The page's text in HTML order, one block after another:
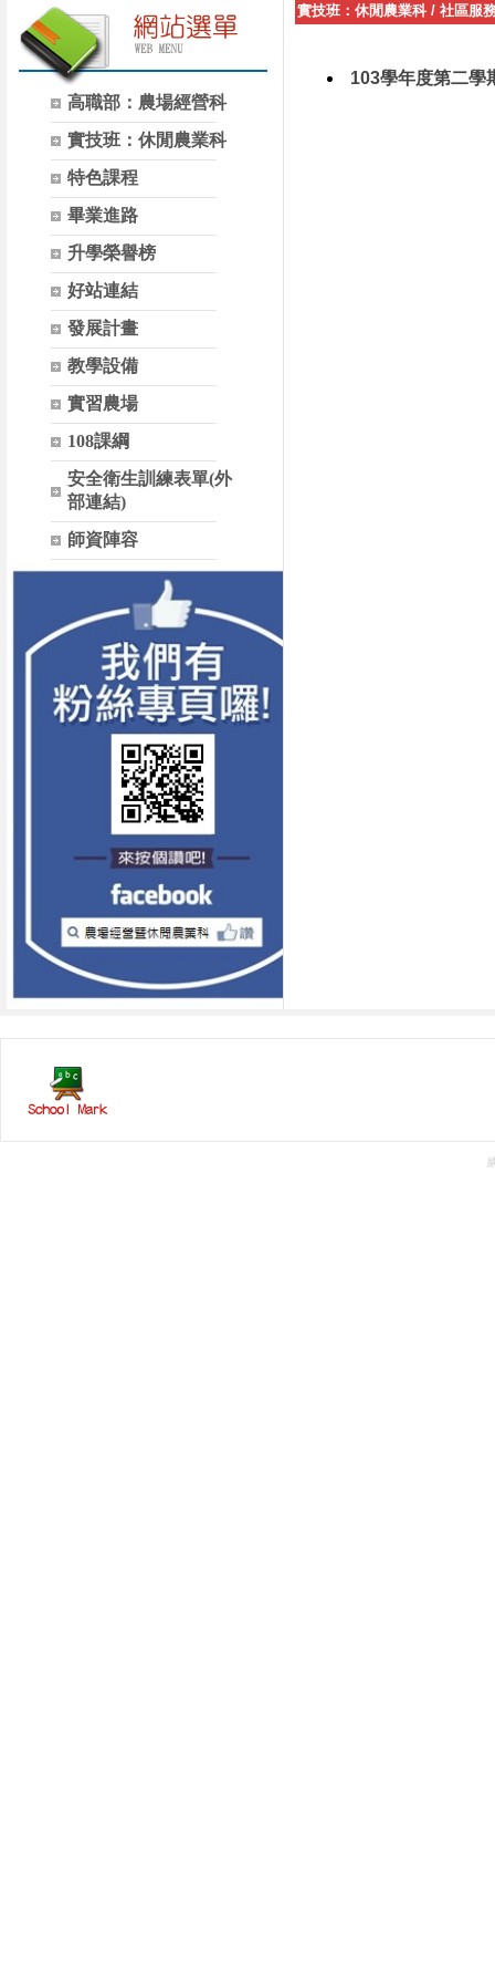
高職部：農場經營科
實技班：休閒農業科
特色課程
畢業進路
升學榮譽榜
好站連結
發展計畫
教學設備
實習農場
108課綱
安全衛生訓練表單(外
部連結)
師資陣容
實技班：休閒農業科 / 社區服
103學年度第二學